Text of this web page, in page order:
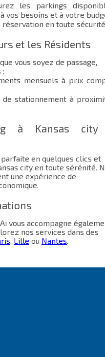
les parkings
vos besoins et à votre
en toute
et les Résidents
vous soyez de passage,
:
mensuels à prix
stationnement à
à Kansas city
parfaite en quelques clics et
city en toute sérénité.
une expérience de
vous accompagne
nos services dans des
, Lille ou Nantes.